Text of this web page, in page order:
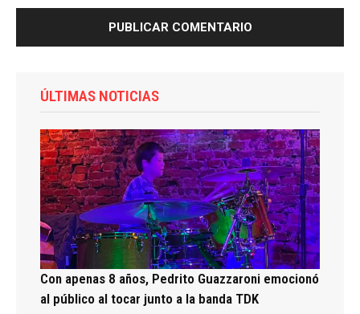
ÚLTIMAS NOTICIAS
Con apenas 8 años, Pedrito Guazzaroni emocionó
al público al tocar junto a la banda TDK